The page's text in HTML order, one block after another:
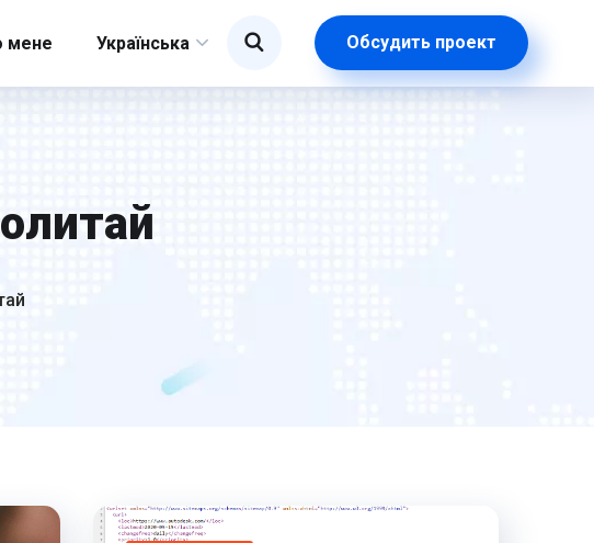
мене Українська Обсудить проект